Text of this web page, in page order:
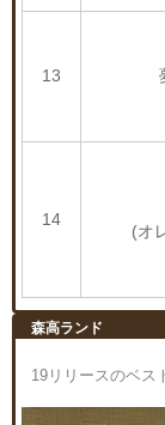
13
14
(オ
森高ランド
19リリースのベ